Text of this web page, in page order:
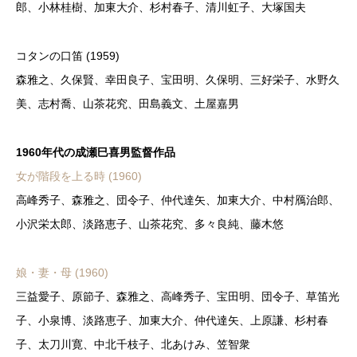
郎、小林桂樹、加東大介、杉村春子、清川虹子、大塚国夫
コタンの口笛 (1959)
森雅之、久保賢、幸田良子、宝田明、久保明、三好栄子、水野久
美、志村喬、山茶花究、田島義文、土屋嘉男
1960年代の成瀬巳喜男監督作品
女が階段を上る時 (1960)
高峰秀子、森雅之、団令子、仲代達矢、加東大介、中村鴈治郎、
小沢栄太郎、淡路恵子、山茶花究、多々良純、藤木悠
娘・妻・母 (1960)
三益愛子、原節子、森雅之、高峰秀子、宝田明、団令子、草笛光
子、小泉博、淡路恵子、加東大介、仲代達矢、上原謙、杉村春
子、太刀川寛、中北千枝子、北あけみ、笠智衆